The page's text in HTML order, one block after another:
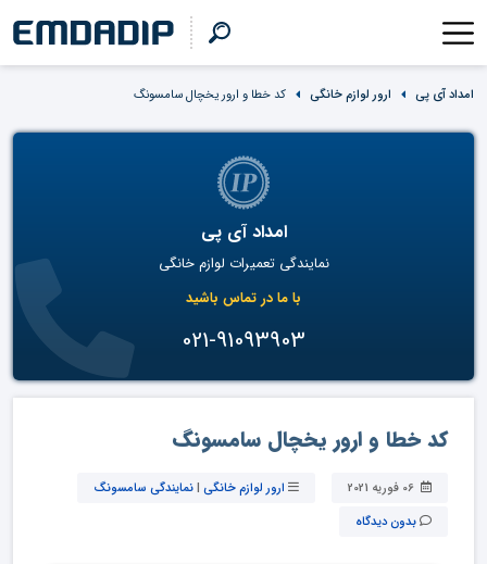
امداد آی پی ارور لوازم خانگی کد خطا و ارور یخچال سامسونگ
امداد آی پی
نمایندگی تعمیرات لوازم خانگی
با ما در تماس باشید
021-91093903
کد خطا و ارور یخچال سامسونگ
ارور لوازم خانگی |نمایندگی سامسونگ
بدون دیدگاه